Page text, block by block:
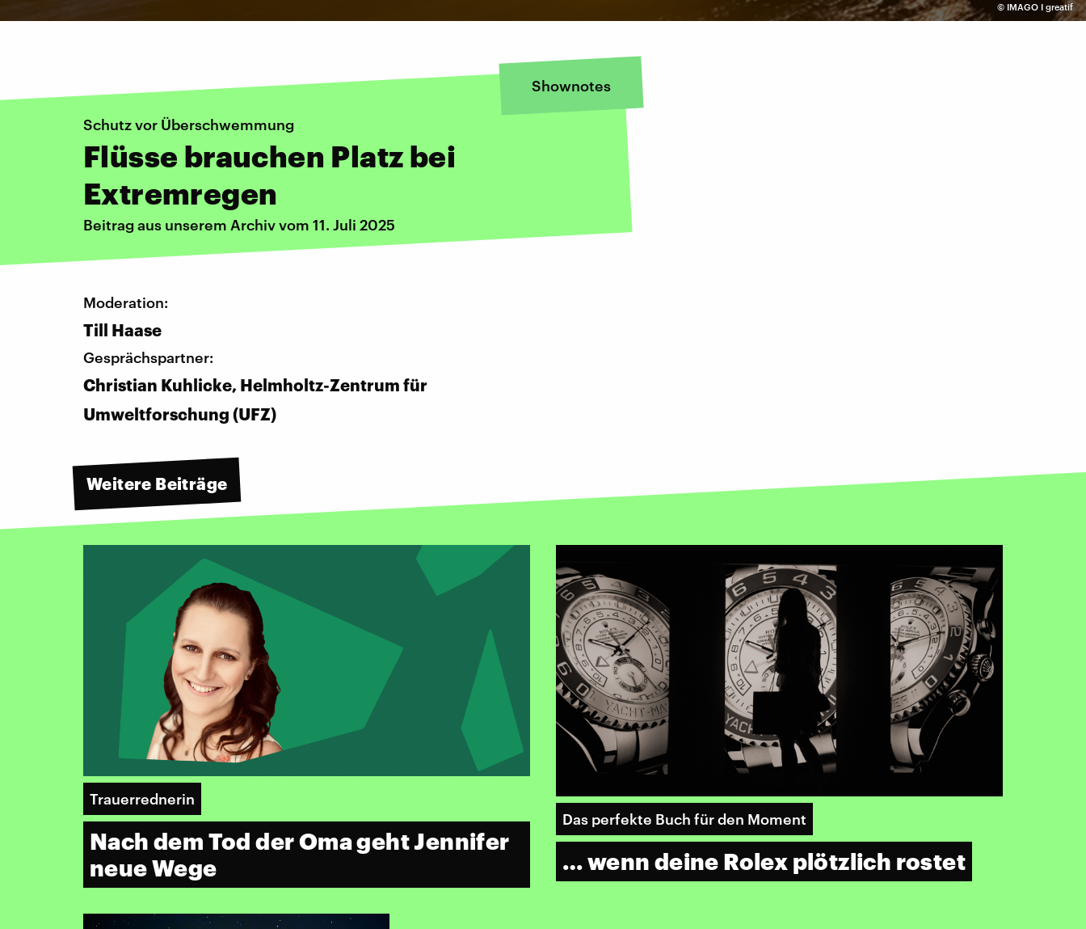
© IMAGO I greatif
Shownotes
Schutz vor Überschwemmung
Flüsse brauchen Platz bei
Extremregen
Beitrag aus unserem Archiv vom 11. Juli 2025
Moderation:
Till Haase
Gesprächspartner:
Christian Kuhlicke, Helmholtz-Zentrum für
Umweltforschung (UFZ)
Weitere Beiträge
Trauerrednerin
Nach dem Tod der Oma geht Jennifer
neue Wege
Das perfekte Buch für den Moment
… wenn deine Rolex plötzlich rostet